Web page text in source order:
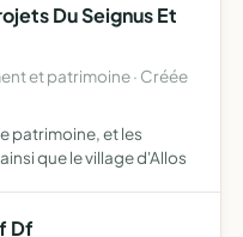
Du Seignus Et
et patrimoine · Créée
patrimoine, et les
que le village d'Allos
Df